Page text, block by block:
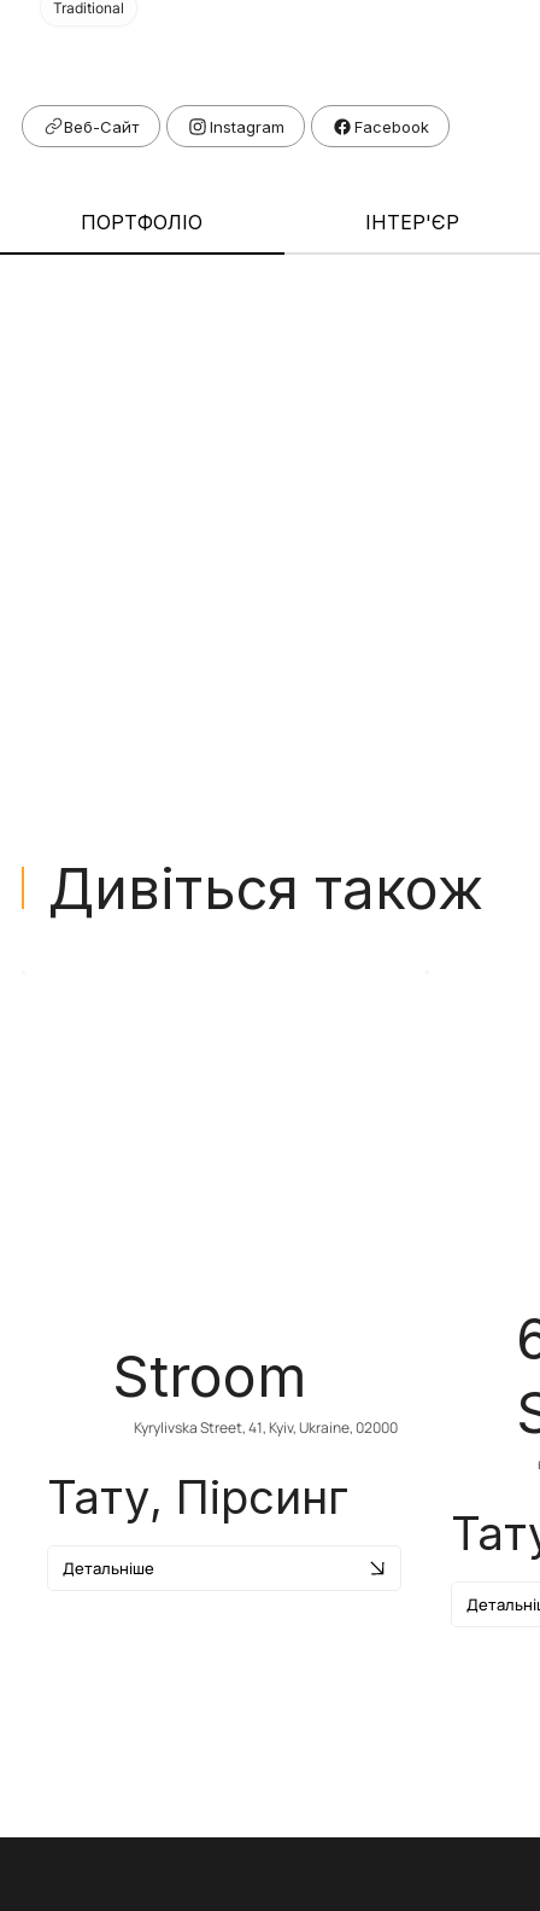
Traditional
Веб-Сайт Facebook
ПОРТФОЛІО ІНТЕР'ЄР
Дивіться також
Stroom
Kyrylivska Street, 41, Kyiv, Ukraine, 02000
Тату, Пірсинг
Детальніше